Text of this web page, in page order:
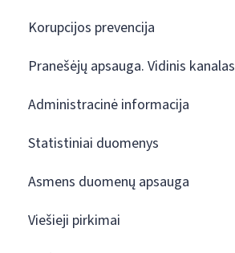
Korupcijos prevencija
Pranešėjų apsauga. Vidinis kanalas
Administracinė informacija
Statistiniai duomenys
Asmens duomenų apsauga
Viešieji pirkimai